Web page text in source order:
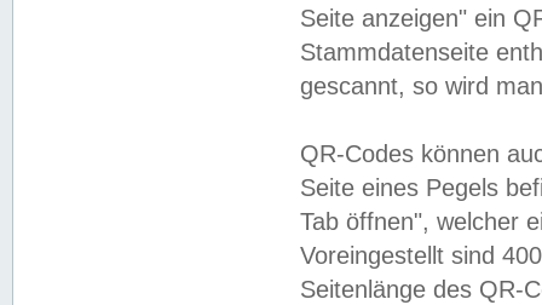
Seite anzeigen" ein
Stammdatenseite
gescannt, so wird
QR-Codes können
Seite eines Pegels
Tab öffnen", welcher
Voreingestellt sind
Seitenlänge des QR-